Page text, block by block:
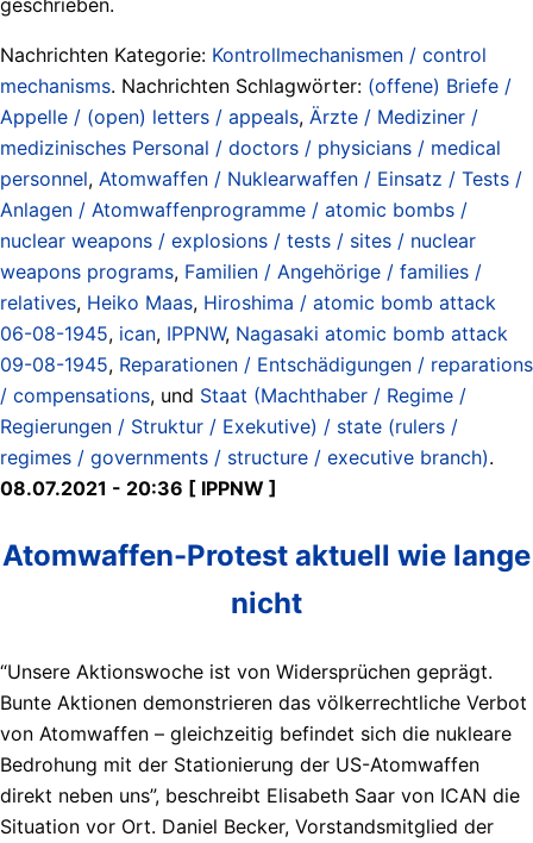
Nachrichten Kategorie: Kontrollmechanismen / control
mechanisms. Nachrichten Schlagwörter: (offene) Briefe /
Appelle / (open) letters / appeals, Ärzte / Mediziner /
medizinisches Personal / doctors / physicians / medical
personnel, Atomwaffen / Nuklearwaffen / Einsatz / Tests /
Anlagen / Atomwaffenprogramme / atomic bombs /
nuclear weapons / explosions / tests / sites / nuclear
weapons programs, Familien / Angehörige / families /
relatives, Heiko Maas, Hiroshima / atomic bomb attack
06-08-1945, ican, IPPNW, Nagasaki atomic bomb attack
09-08-1945, Reparationen / Entschädigungen / reparations
/ compensations, und Staat (Machthaber / Regime /
Regierungen / Struktur / Exekutive) / state (rulers /
regimes / governments / structure / executive branch).
08.07.2021 - 20:36 [ IPPNW ]
Atomwaffen-Protest aktuell wie lange
nicht
“Unsere Aktionswoche ist von Widersprüchen geprägt.
Bunte Aktionen demonstrieren das völkerrechtliche Verbot
von Atomwaffen – gleichzeitig befindet sich die nukleare
Bedrohung mit der Stationierung der US-Atomwaffen
direkt neben uns”, beschreibt Elisabeth Saar von ICAN die
Situation vor Ort. Daniel Becker, Vorstandsmitglied der